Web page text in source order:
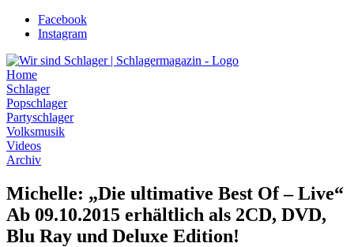
Zum
Inhalt
Facebook
Instagram
Home
Schlager
Popschlager
Partyschlager
Volksmusik
Videos
Archiv
Michelle: „Die ultimative Best Of – Live“
Ab 09.10.2015 erhältlich als 2CD, DVD,
Blu Ray und Deluxe Edition!